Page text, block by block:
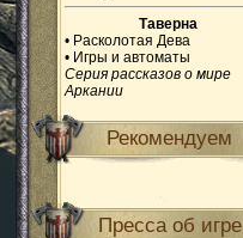
Таверна
• Расколотая Дева
• Игры и автоматы
Серия рассказов о мире
Аркании
Рекомендуем
Пресса об игре